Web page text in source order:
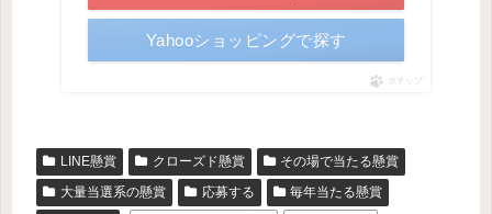
Yahooショッピングで探す
ポチップ
LINE懸賞 クローズド懸賞
その場で当たる懸賞
大量当選系の懸賞
応募する
毎年当たる懸賞